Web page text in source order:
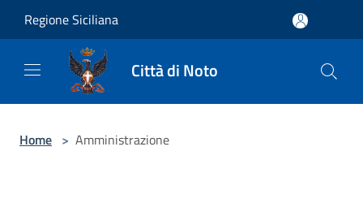
Regione Siciliana
Città di Noto
Home > Amministrazione